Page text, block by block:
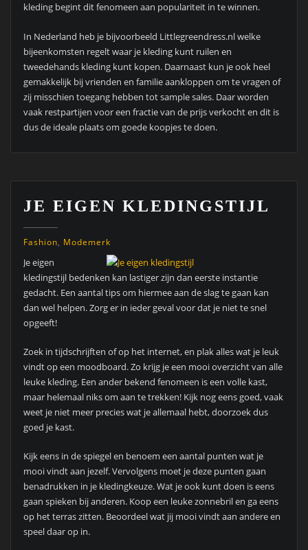
kleding begint dit fenomeen aan populariteit in te winnen.
In Nederland heb je bijvoorbeeld Littlegreendress.nl welke
bijeenkomsten regelt waar je kleding kunt ruilen en
tweedehands kleding kunt kopen. Daarnaast kun je ook heel
gemakkelijk bij vrienden en familie aankloppen om te vragen of
zij misschien toegang hebben tot sample sales. Daar worden
vaak restpartijen voor een fractie van de prijs verkocht en dit is
dus de ideale plaats om goede koopjes te doen.
JE EIGEN KLEDINGSTIJL
Fashion, Modemerk
Je eigen
kledingstijl bedenken kan lastiger zijn dan eerste instantie
gedacht. Een aantal tips om hiermee aan de slag te gaan kan
dan wel helpen. Zorg er in ieder geval voor dat je niet te snel
opgeeft!
Zoek in tijdschrijften of op het internet, en plak alles wat je leuk
vindt op een moodboard. Zo krijg je een mooi overzicht van alle
leuke kleding. Een ander bekend fenomeen is een volle kast,
maar helemaal niks om aan te trekken! Kijk nog eens goed, vaak
weet je niet meer precies wat je allemaal hebt, doorzoek dus
goed je kast.
Kijk eens in de spiegel en benoem een aantal punten wat je
mooi vindt aan jezelf. Vervolgens moet je deze punten gaan
benadrukken in je kledingkeuze. Wat je ook kunt doen is eens
gaan spieken bij anderen. Koop een leuke zonnebril en ga eens
op het terras zitten. Beoordeel wat jij mooi vindt aan andere en
speel daar op in.